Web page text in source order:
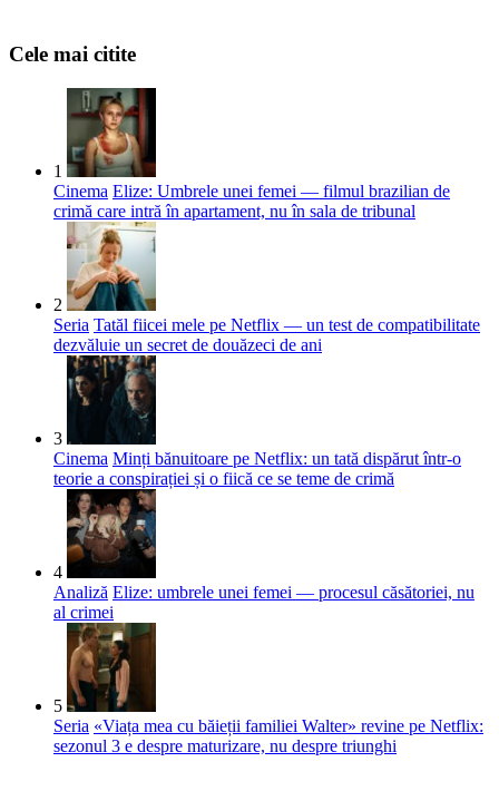
Cele mai citite
1
Cinema Elize: Umbrele unei femei — filmul brazilian de
crimă care intră în apartament, nu în sala de tribunal
2
Seria Tatăl fiicei mele pe Netflix — un test de compatibilitate
dezvăluie un secret de douăzeci de ani
3
Cinema Minți bănuitoare pe Netflix: un tată dispărut într-o
teorie a conspirației și o fiică ce se teme de crimă
4
Analiză Elize: umbrele unei femei — procesul căsătoriei, nu
al crimei
5
Seria «Viața mea cu băieții familiei Walter» revine pe Netflix:
sezonul 3 e despre maturizare, nu despre triunghi